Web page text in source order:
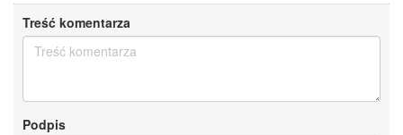
Treść komentarza
Podpis